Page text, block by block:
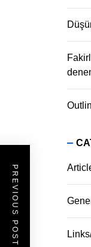
PREVIOUS POST